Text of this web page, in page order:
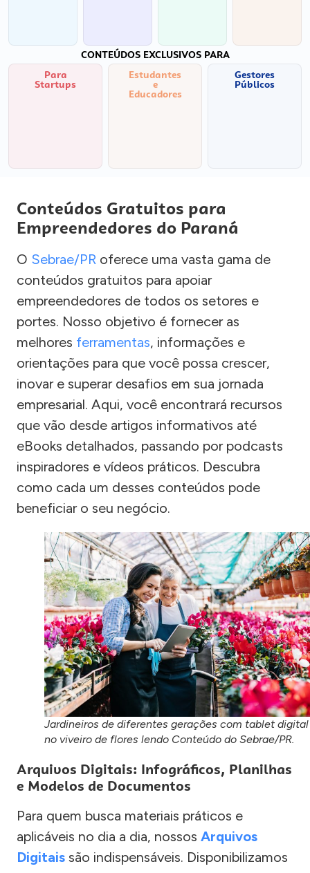
CONTEÚDOS EXCLUSIVOS PARA
Para
Startups
Estudantes
e
Educadores
Gestores
Públicos
Conteúdos Gratuitos para
Empreendedores do Paraná
O Sebrae/PR oferece uma vasta gama de
conteúdos gratuitos para apoiar
empreendedores de todos os setores e
portes. Nosso objetivo é fornecer as
melhores ferramentas, informações e
orientações para que você possa crescer,
inovar e superar desafios em sua jornada
empresarial. Aqui, você encontrará recursos
que vão desde artigos informativos até
eBooks detalhados, passando por podcasts
inspiradores e vídeos práticos. Descubra
como cada um desses conteúdos pode
beneficiar o seu negócio.
Jardineiros de diferentes gerações com tablet digital
no viveiro de flores lendo Conteúdo do Sebrae/PR.
Arquivos Digitais: Infográficos, Planilhas
e Modelos de Documentos
Para quem busca materiais práticos e
aplicáveis no dia a dia, nossos Arquivos
Digitais são indispensáveis. Disponibilizamos